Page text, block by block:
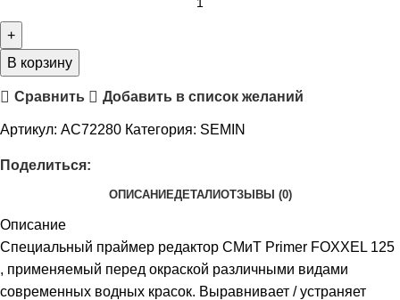
В корзину
Сравнить Добавить в список желаний
Артикул: AC72280 Категория: SEMIN
Поделиться:
ОПИСАНИЕДЕТАЛИОТЗЫВЫ (0)
Описание
Специальный праймер редактор СМиТ Primer FOXXEL 125
, применяемый перед окраской различными видами
современных водных красок. Выравнивает / устраняет